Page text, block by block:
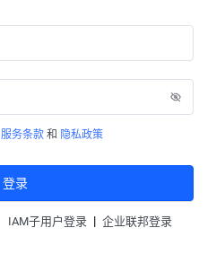
服务条款 和 隐私政策
登录
IAM子用户登录 | 企业联邦登录